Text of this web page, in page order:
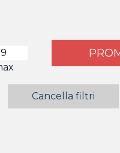
Cancella filtri